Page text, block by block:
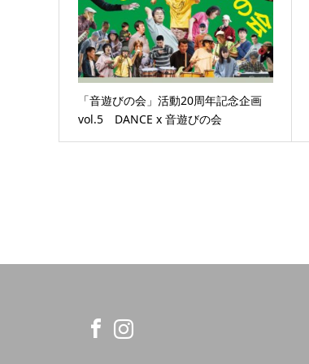
「音遊びの会」活動20周年記念企画
vol.5 DANCE x 音遊びの会